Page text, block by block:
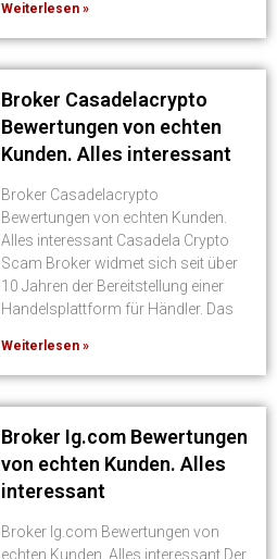
Weiterlesen »
Broker Сasadelacrypto
Bewertungen von echten
Kunden. Alles interessant
Broker Сasadelacrypto
Bewertungen von echten Kunden.
Alles interessant Casadela Crypto
Scam Broker widmet sich seit über
10 Jahren der Bereitstellung einer
Handelsplattform für Händler. Das
Weiterlesen »
Broker Ig.com Bewertungen
von echten Kunden. Alles
interessant
Broker Ig.com Bewertungen von
echten Kunden. Alles interessant Der